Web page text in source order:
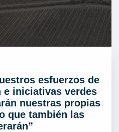
esfuerzos de
e iniciativas verdes
nuestras propias
que también las